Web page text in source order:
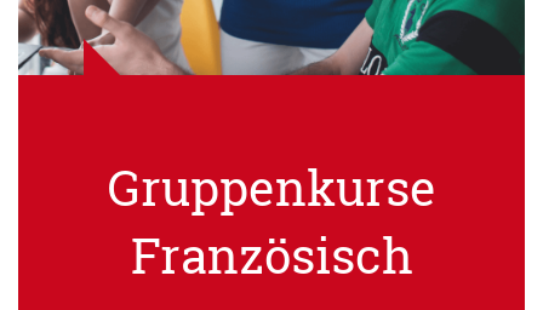
Gruppenkurse
Französisch